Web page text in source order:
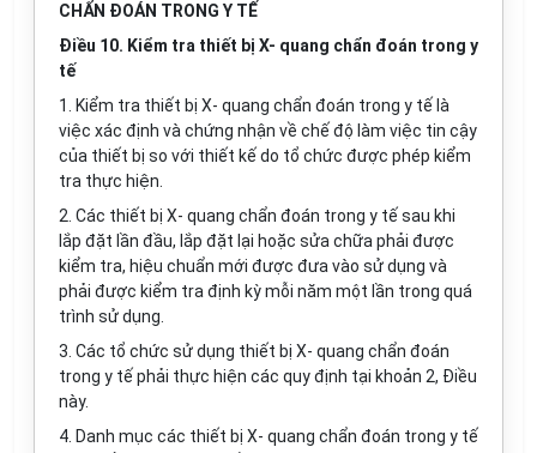
CHẨN ĐOÁN TRONG Y TẾ
Điều 10. Kiểm tra thiết bị X- quang chẩn đoán trong y
tế
1. Kiểm tra thiết bị X- quang chẩn đoán trong y tế là
việc xác định và chứng nhận về chế độ làm việc tin cậy
của thiết bị so với thiết kế do tổ chức được phép kiểm
tra thực hiện.
2. Các thiết bị X- quang chẩn đoán trong y tế sau khi
lắp đặt lần đầu, lắp đặt lại hoặc sửa chữa phải được
kiểm tra, hiệu chuẩn mới được đưa vào sử dụng và
phải được kiểm tra định kỳ mỗi năm một lần trong quá
trình sử dụng.
3. Các tổ chức sử dụng thiết bị X- quang chẩn đoán
trong y tế phải thực hiện các quy định tại khoản 2, Điều
này.
4. Danh mục các thiết bị X- quang chẩn đoán trong y tế